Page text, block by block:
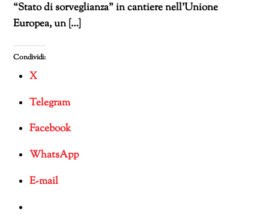
“Stato di sorveglianza” in cantiere nell’Unione
Europea, un […]
Condividi:
X
Telegram
Facebook
WhatsApp
E-mail